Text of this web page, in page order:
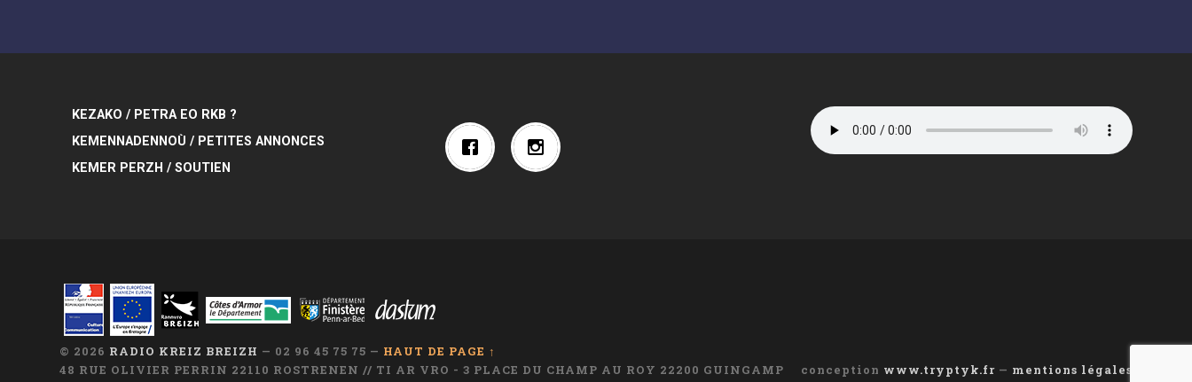
KEZAKO / PETRA EO RKB ?
KEMENNADENNOÙ / PETITES ANNONCES
KEMER PERZH / SOUTIEN
© 2026 RADIO KREIZ BREIZH — 02 96 45 75 75 — HAUT DE PAGE ↑
48 RUE OLIVIER PERRIN 22110 ROSTRENEN // TI AR VRO - 3 PLACE DU CHAMP AU ROY 22200 GUINGAMP
conception www.tryptyk.fr — mentions légales